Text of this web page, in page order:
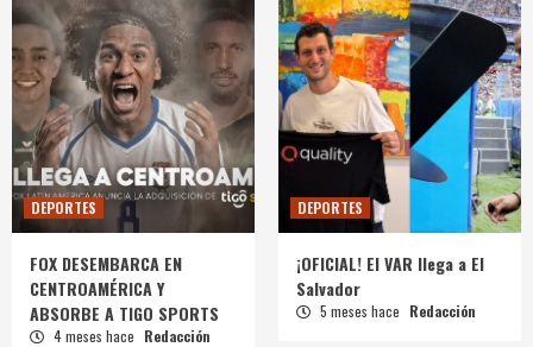
DEPORTES
FOX DESEMBARCA EN
CENTROAMÉRICA Y
ABSORBE A TIGO SPORTS
4 meses hace Redacción
DEPORTES
¡OFICIAL! El VAR llega a El
Salvador
5 meses hace Redacción